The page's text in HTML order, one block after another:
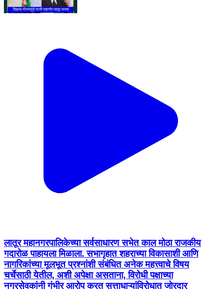
लातूर महानगरपालिकेच्या सर्वसाधारण सभेत काल मोठा राजकीय
गदारोळ पाहायला मिळाला. सभागृहात शहराच्या विकासाशी आणि
नागरिकांच्या मूलभूत प्रश्नांशी संबंधित अनेक महत्त्वाचे विषय
चर्चेसाठी येतील, अशी अपेक्षा असताना, विरोधी पक्षाच्या
नगरसेवकांनी गंभीर आरोप करत सत्ताधाऱ्यांविरोधात जोरदार